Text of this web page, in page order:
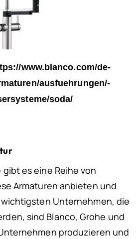
www.blanco.com/de-
ausfuehrungen/-
soda/
gibt es eine Reihe von
Armaturen anbieten und
Unternehmen, die
sind Blanco, Grohe und
produzieren und